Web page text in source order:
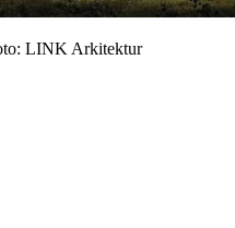
LINK Arkitektur